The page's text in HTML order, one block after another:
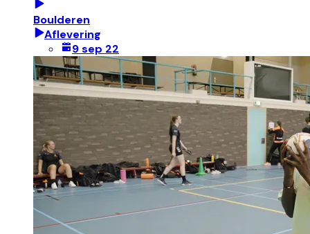
Boulderen
Aflevering
9 sep 22